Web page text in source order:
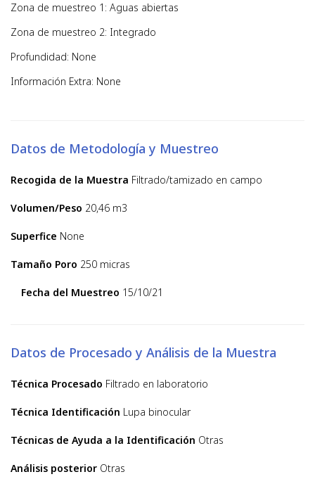
Zona de muestreo 1: Aguas abiertas
Zona de muestreo 2: Integrado
Profundidad: None
Información Extra: None
Datos de Metodología y Muestreo
Recogida de la Muestra Filtrado/tamizado en campo
Volumen/Peso 20,46 m3
Superfice None
Tamaño Poro 250 micras
Fecha del Muestreo 15/10/21
Datos de Procesado y Análisis de la Muestra
Técnica Procesado Filtrado en laboratorio
Técnica Identificación Lupa binocular
Técnicas de Ayuda a la Identificación Otras
Análisis posterior Otras